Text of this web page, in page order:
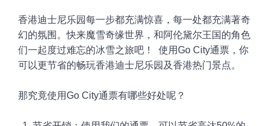
香港迪士尼乐园每一步都充满惊喜，每一处都充满著奇
幻的氛围。快来魔雪奇缘世界，和阿伦黛尔王国的角色
们一起度过难忘的冰雪之旅吧！ 使用Go City通票，你
可以更节省的畅玩香港迪士尼乐园及香港热门景点。
那究竟使用Go City通票有哪些好处呢？